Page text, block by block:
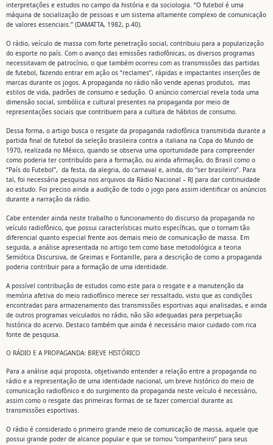
interpretações e estudos no campo da história e da sociologia. “O futebol é uma
máquina de socialização de pessoas e um sistema altamente complexo de comunicação
de valores essenciais.” (DAMATTA, 1982, p.40).
O rádio, veículo de massa com forte penetração social, contribuiu para a popularização
do esporte no país. Com o avanço das emissões radiofônicas, os diversos programas
necessitavam de patrocínio, o que também ocorreu com as transmissões das partidas
de futebol, fazendo entrar em ação os “reclames”, rápidas e impactantes inserções de
marcas durante os jogos. A propaganda no rádio não vende apenas produtos, mas
estilos de vida, padrões de consumo e sedução. O anúncio comercial revela toda uma
dimensão social, simbólica e cultural presentes na propaganda por meio de
representações sociais que contribuem para a cultura de hábitos de consumo.
Dessa forma, o artigo busca o resgate da propaganda radiofônica transmitida durante a
partida final de futebol da seleção brasileira contra a italiana na Copa do Mundo de
1970, realizada no México, quando se observa uma oportunidade para compreender
como poderia ter contribuído para a formação, ou ainda afirmação, do Brasil como o
“País do Futebol”, da festa, da alegria, do carnaval e, ainda, do “ser brasileiro”. Para
tal, foi necessária pesquisa nos arquivos da Rádio Nacional – RJ para dar continuidade
ao estudo. Foi preciso ainda a audição de todo o jogo para assim identificar os anúncios
durante a narração da rádio.
Cabe entender ainda neste trabalho o funcionamento do discurso da propaganda no
veículo radiofônico, que possui características muito específicas, que o tornam tão
diferencial quanto especial frente aos demais meio de comunicação de massa. Em
seguida, a análise apresentada no artigo tem como base metodológica a teoria
Semiótica Discursiva, de Greimas e Fontanille, para a descrição de como a propaganda
poderia contribuir para a formação de uma identidade.
A possível contribuição de estudos como este para o resgate e a manutenção da
memória afetiva do meio radiofônico merece ser ressaltado, visto que as condições
encontradas para armazenamento das transmissões esportivas aqui analisadas, e ainda
de outros programas veiculados no rádio, não são adequadas para perpetuação
histórica do acervo. Destaco também que ainda é necessário maior cuidado com rica
fonte de pesquisa.
O RÁDIO E A PROPAGANDA: BREVE HISTÓRICO
Para a análise aqui proposta, objetivando entender a relação entre a propaganda no
rádio e a representação de uma identidade nacional, um breve histórico do meio de
comunicação radiofônico e do surgimento da propaganda neste veículo é necessário,
assim como o resgate das primeiras formas de se fazer comercial durante as
transmissões esportivas.
O rádio é considerado o primeiro grande meio de comunicação de massa, aquele que
possui grande poder de alcance popular e que se tornou “companheiro” para seus